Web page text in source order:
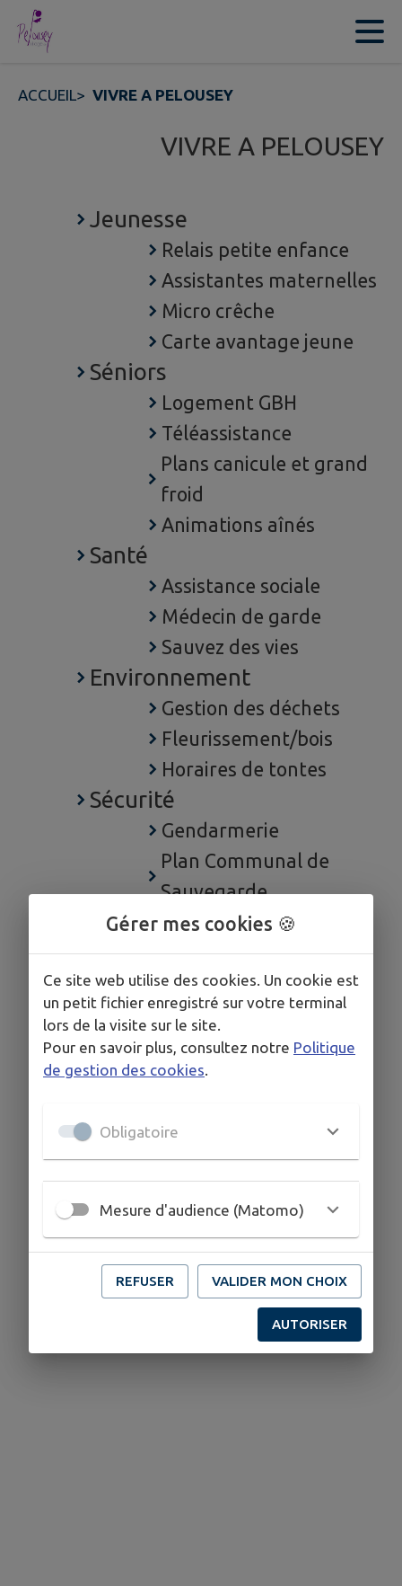
Contenu
ACCUEIL> VIVRE A PELOUSEY
VIVRE A PELOUSEY
Jeunesse
Relais petite enfance
Assistantes maternelles
Micro crêche
Carte avantage jeune
Séniors
Logement GBH
Téléassistance
Plans canicule et grand
froid
Animations aînés
Santé
Assistance sociale
Médecin de garde
Sauvez des vies
Environnement
Gestion des déchets
Fleurissement/bois
Horaires de tontes
Sécurité
Gendarmerie
Plan Communal de
Sauvegarde
Transport
Ginko
Co-voiturage
Gérer mes cookies 🍪
Ce site web utilise des cookies. Un cookie est
un petit fichier enregistré sur votre terminal
lors de la visite sur le site.
Pour en savoir plus, consultez notre Politique
de gestion des cookies.
Obligatoire
Mesure d'audience (Matomo)
REFUSER VALIDER MON CHOIX
AUTORISER